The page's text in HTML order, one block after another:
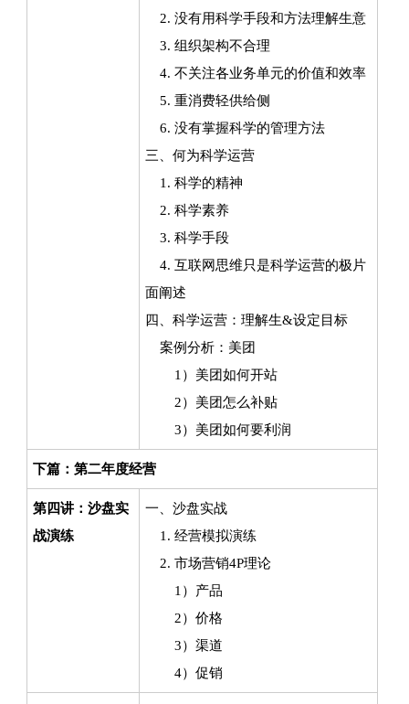
2. 没有用科学手段和方法理解生意
3. 组织架构不合理
4. 不关注各业务单元的价值和效率
5. 重消费轻供给侧
6. 没有掌握科学的管理方法
三、何为科学运营
1. 科学的精神
2. 科学素养
3. 科学手段
4. 互联网思维只是科学运营的极片
面阐述
四、科学运营：理解生&设定目标
案例分析：美团
1）美团如何开站
2）美团怎么补贴
3）美团如何要利润
下篇：第二年度经营
第四讲：沙盘实
战演练
一、沙盘实战
1. 经营模拟演练
2. 市场营销4P理论
1）产品
2）价格
3）渠道
4）促销